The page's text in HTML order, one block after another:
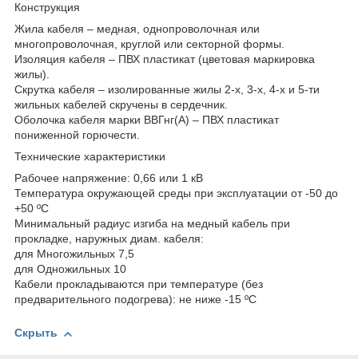
Конструкция
Жила кабеля – медная, однопроволочная или
многопроволочная, круглой или секторной формы.
Изоляция кабеля – ПВХ пластикат (цветовая маркировка
жилы).
Скрутка кабеля – изолированные жилы 2-х, 3-х, 4-х и 5-ти
жильных кабелей скручены в сердечник.
Оболочка кабеля марки ВВГнг(А) – ПВХ пластикат
пониженной горючести.
Технические характеристики
Рабочее напряжение: 0,66 или 1 кВ
Температура окружающей среды при эксплуатации от -50 до
+50 ºС
Минимальный радиус изгиба на медный кабель при
прокладке, наружных диам. кабеля:
для Многожильных 7,5
для Одножильных 10
Кабели прокладываются при температуре (без
предварительного подогрева): не ниже -15 ºС
Скрыть